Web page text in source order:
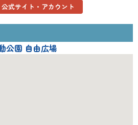
式サイト・アカウント
公園 自由広場